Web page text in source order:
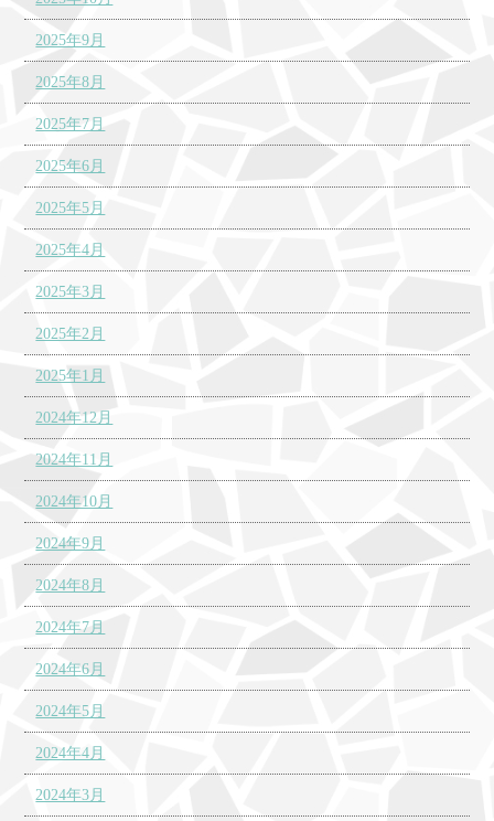
2025年9月
2025年8月
2025年7月
2025年6月
2025年5月
2025年4月
2025年3月
2025年2月
2025年1月
2024年12月
2024年11月
2024年10月
2024年9月
2024年8月
2024年7月
2024年6月
2024年5月
2024年4月
2024年3月